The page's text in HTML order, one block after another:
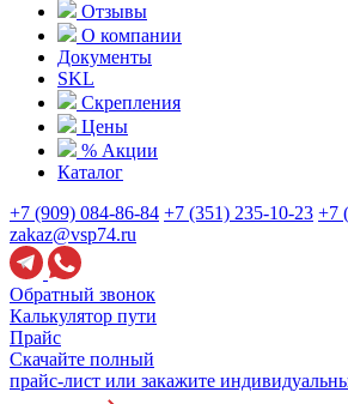
Отзывы
О компании
Документы
SKL
Скрепления
Цены
% Акции
Каталог
+7 (909) 084-86-84 +7 (351) 235-10-23 +7
zakaz@vsp74.ru
Обратный звонок
Калькулятор пути
Прайс
Скачайте полный
прайс-лист или закажите